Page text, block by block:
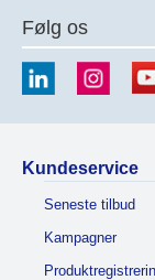
Følg os
Kundeservice
Seneste tilbud
Kampagner